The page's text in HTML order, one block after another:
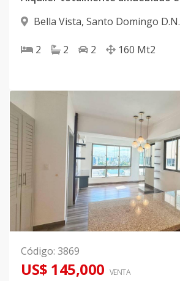
Bella Vista, Santo Domingo D.N.
2 2 2 160 Mt2
Código: 3869
US$ 145,000 VENTA